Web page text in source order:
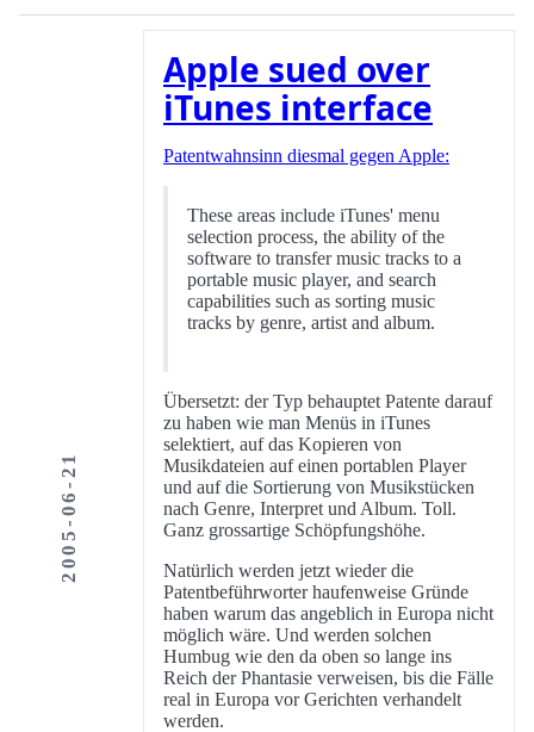
2005-06-21
Apple sued over
iTunes interface
Patentwahnsinn diesmal gegen Apple:
These areas include iTunes' menu
selection process, the ability of the
software to transfer music tracks to a
portable music player, and search
capabilities such as sorting music
tracks by genre, artist and album.
Übersetzt: der Typ behauptet Patente darauf
zu haben wie man Menüs in iTunes
selektiert, auf das Kopieren von
Musikdateien auf einen portablen Player
und auf die Sortierung von Musikstücken
nach Genre, Interpret und Album. Toll.
Ganz grossartige Schöpfungshöhe.
Natürlich werden jetzt wieder die
Patentbeführworter haufenweise Gründe
haben warum das angeblich in Europa nicht
möglich wäre. Und werden solchen
Humbug wie den da oben so lange ins
Reich der Phantasie verweisen, bis die Fälle
real in Europa vor Gerichten verhandelt
werden.